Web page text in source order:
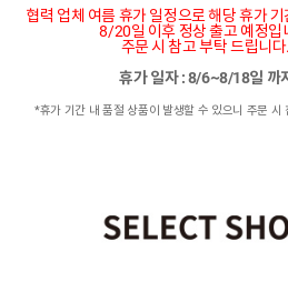
협력 업체 여름 휴가 일정으로 해당 휴가
8/20일 이후 정상 출고 예정입
주문 시 참고 부탁 드립니
휴가 일자 : 8/6~8/18일 까
*휴가 기간 내 품절 상품이 발생할 수 있으니 주문 시